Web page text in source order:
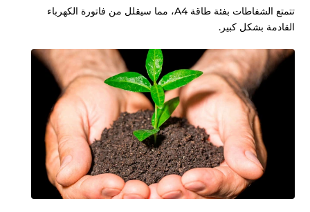
تتمتع الشفاطات بفئة طاقة A4، مما سيقلل من فاتورة الكهرباء
القادمة بشكل كبير.